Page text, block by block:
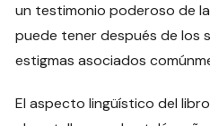
un testimonio poderoso de
puede tener después de los
estigmas asociados
El aspecto lingüístico del